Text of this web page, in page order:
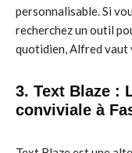
personnalisable. Si
recherchez un outil
quotidien, Alfred vaut
3. Text Blaze :
conviviale à